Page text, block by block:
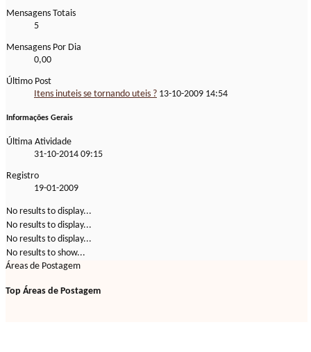
Mensagens Totais
5
Mensagens Por Dia
0,00
Último Post
Itens inuteis se tornando uteis ? 13-10-2009 14:54
Informações Gerais
Última Atividade
31-10-2014 09:15
Registro
19-01-2009
No results to display...
No results to display...
No results to display...
No results to show...
Áreas de Postagem
Top Áreas de Postagem